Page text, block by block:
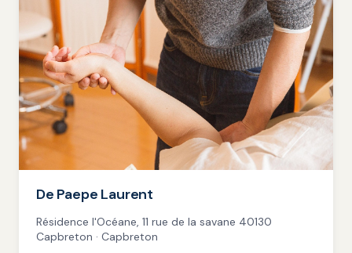
De Paepe Laurent
Résidence l'Océane, 11 rue de la savane 40130
Capbreton · Capbreton